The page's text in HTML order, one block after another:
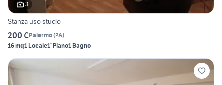
3
Stanza uso studio
200 €Palermo(PA)
16 mq1 Locale1° Piano1 Bagno